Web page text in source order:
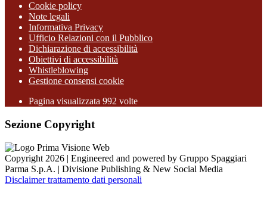
Cookie policy
Note legali
Informativa Privacy
Ufficio Relazioni con il Pubblico
Dichiarazione di accessibilità
Obiettivi di accessibilità
Whistleblowing
Gestione consensi cookie
Pagina visualizzata 992 volte
Sezione Copyright
Copyright 2026 | Engineered and powered by Gruppo Spaggiari
Parma S.p.A. | Divisione Publishing & New Social Media
Disclaimer trattamento dati personali